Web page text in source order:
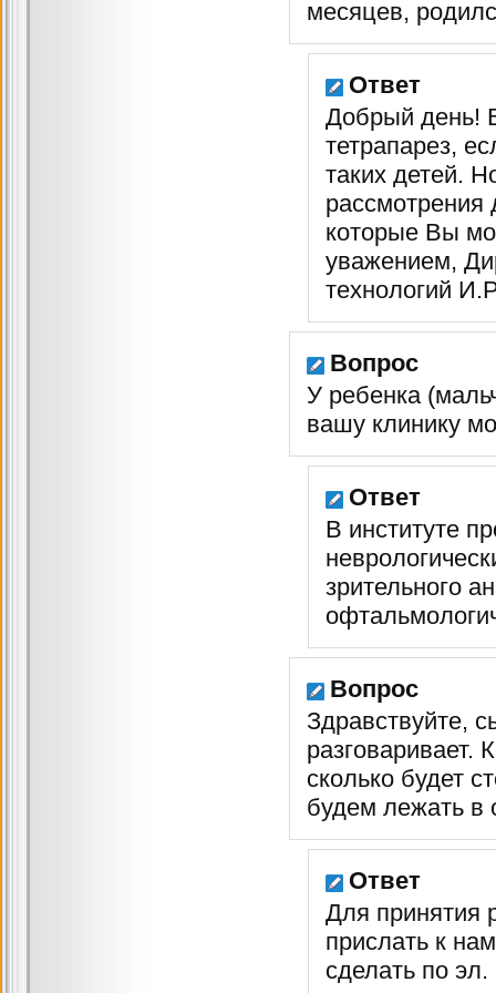
месяцев,
Ответ
Добрый день!
тетрапарез,
таких детей.
рассмотрения
которые Вы
уважением,
технологий
Вопрос
У ребенка
вашу клинику
Ответ
В институте
зрительного
Вопрос
Здравствуйте,
сколько будет
будем лежать в
Ответ
Для принятия
прислать к
сделать по